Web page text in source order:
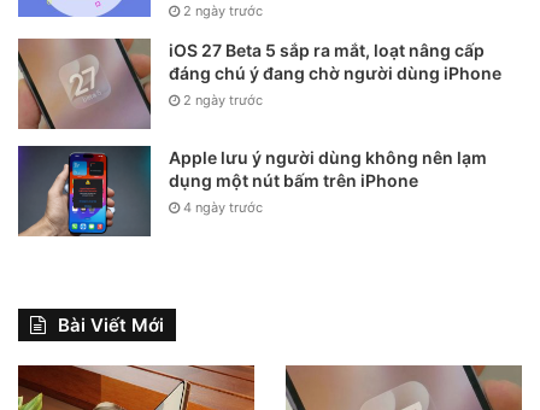
2 ngày trước
iOS 27 Beta 5 sắp ra mắt, loạt nâng cấp
đáng chú ý đang chờ người dùng iPhone
2 ngày trước
Apple lưu ý người dùng không nên lạm
dụng một nút bấm trên iPhone
4 ngày trước
Bài Viết Mới